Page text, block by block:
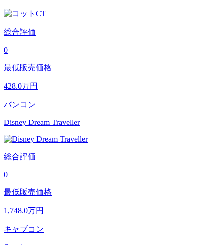
総合評価
0
最低販売価格
428.0万円
バンコン
Disney Dream Traveller
総合評価
0
最低販売価格
1,748.0万円
キャブコン